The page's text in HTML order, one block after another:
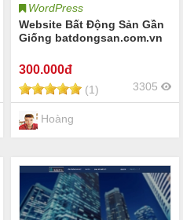
WordPress
Website Bất Động Sản Gần
Giống batdongsan.com.vn
300.000đ
(1) 3305
Hoàng